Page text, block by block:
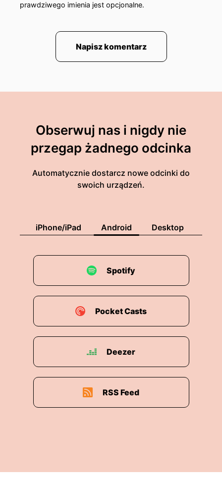
prawdziwego imienia jest opcjonalne.
Napisz komentarz
Obserwuj nas i nigdy nie
przegap żadnego odcinka
Automatycznie dostarcz nowe odcinki do
swoich urządzeń.
iPhone/iPad Android Desktop
Spotify
Pocket Casts
Deezer
RSS Feed